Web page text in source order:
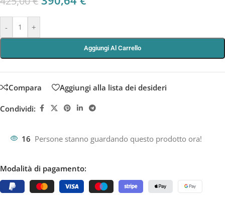
- +
Aggiungi Al Carrello
Compara Aggiungi alla lista dei desideri
Condividi:
16 Persone stanno guardando questo prodotto ora!
Modalità di pagamento: